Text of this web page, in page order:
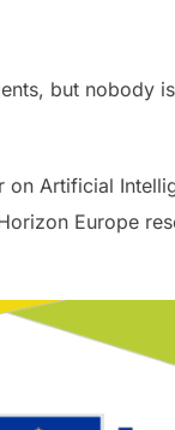
but nobody
on Artificial
Europe